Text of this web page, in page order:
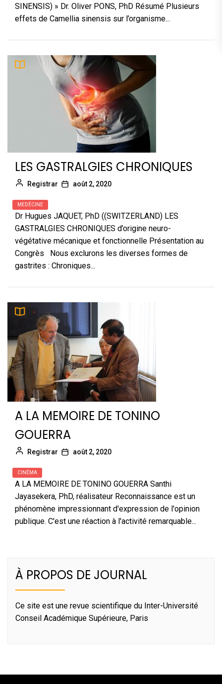
SINENSIS) » Dr. Oliver PONS, PhD Résumé Plusieurs
effets de Camellia sinensis sur l’organisme...
LES GASTRALGIES CHRONIQUES
Registrar août 2, 2020
MEDÉCINE
Dr Hugues JAQUET, PhD ((SWITZERLAND) LES
GASTRALGIES CHRONIQUES d’origine neuro-
végétative mécanique et fonctionnelle Présentation au
Congrès Nous exclurons les diverses formes de
gastrites : Chroniques...
A LA MEMOIRE DE TONINO
GOUERRA
Registrar août 2, 2020
CINÉMA
A LA MEMOIRE DE TONINO GOUERRA Santhi
Jayasekera, PhD, réalisateur Reconnaissance est un
phénomène impressionnant d'expression de l'opinion
publique. C'est une réaction à l'activité remarquable...
À PROPOS DE JOURNAL
Ce site est une revue scientifique du Inter-Université
Conseil Académique Supérieure, Paris